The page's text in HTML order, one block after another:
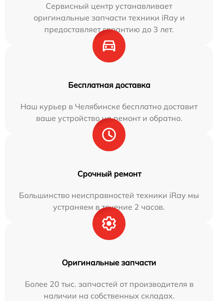
Сервисный центр устанавливает
оригинальные запчасти техники iRay и
предоставляет гарантию до 3 лет.
Бесплатная доставка
Наш курьер в Челябинске бесплатно доставит
ваше устройство на ремонт и обратно.
Срочный ремонт
Большинство неисправностей техники iRay мы
устраняем в течение 2 часов.
Оригинальные запчасти
Более 20 тыс. запчастей от производителя в
наличии на собственных складах.